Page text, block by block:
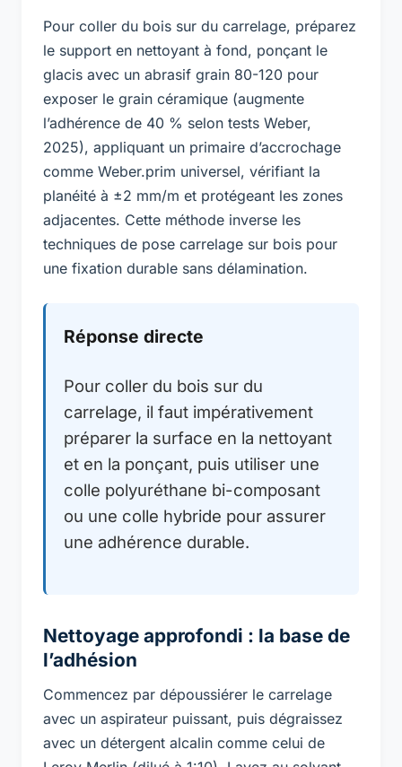
Pour coller du bois sur du carrelage, préparez
le support en nettoyant à fond, ponçant le
glacis avec un abrasif grain 80-120 pour
exposer le grain céramique (augmente
l’adhérence de 40 % selon tests Weber,
2025), appliquant un primaire d’accrochage
comme Weber.prim universel, vérifiant la
planéité à ±2 mm/m et protégeant les zones
adjacentes. Cette méthode inverse les
techniques de pose carrelage sur bois pour
une fixation durable sans délamination.
Réponse directe
Pour coller du bois sur du
carrelage, il faut impérativement
préparer la surface en la nettoyant
et en la ponçant, puis utiliser une
colle polyuréthane bi-composant
ou une colle hybride pour assurer
une adhérence durable.
Nettoyage approfondi : la base de
l’adhésion
Commencez par dépoussiérer le carrelage
avec un aspirateur puissant, puis dégraissez
avec un détergent alcalin comme celui de